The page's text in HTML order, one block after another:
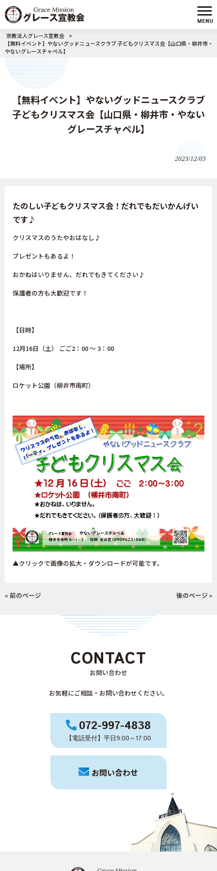
MENU
宗教法人グレース宣教会
>
【無料イベント】やないグッドニュースクラブ 子どもクリスマス会【山口県・柳井市・
やないグレースチャペル】
【無料イベント】やないグッドニュースクラブ
子どもクリスマス会【山口県・柳井市・やない
グレースチャペル】
2023/12/03
たのしい子どもクリスマス会！だれでもだいかんげい
です♪
クリスマスのうたやおはなし♪
プレゼントもあるよ！
おかねはいりません、だれでもきてください♪
保護者の方も大歓迎です！
【日時】
12月16日（土） ごご2：00 〜 3：00
【場所】
ロケット公園（柳井市南町）
▲クリックで画像の拡大・ダウンロードが可能です。
« 前のページ 後のページ »
CONTACT
お問い合わせ
お気軽にご相談・お問い合わせください。
072-997-4838
【電話受付】平日9:00～17:00
お問い合わせ